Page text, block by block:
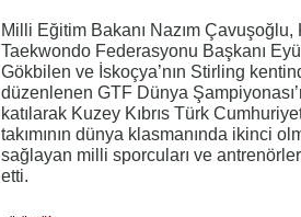
Milli Eğitim Bakanı Nazım Çavuşoğlu,
Taekwondo Federasyonu Başkanı
Gökbilen ve İskoçya’nın Stirling
düzenlenen GTF Dünya
katılarak Kuzey Kıbrıs Türk
takımının dünya klasmanında ikinci
sağlayan milli sporcuları ve
etti.